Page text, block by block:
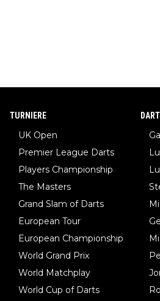
TURNIERE
UK Open
Premier League Darts
Players Championship
The Masters
Grand Slam of Darts
European Tour
European Championship
World Grand Prix
World Matchplay
World Cup of Darts